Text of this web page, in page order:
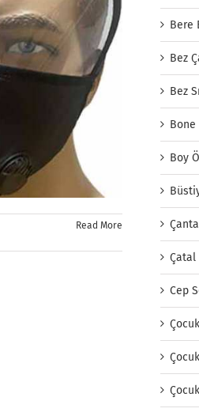
Read More
Bere
Bez
Bez
Bone
Boy
Çatal
Cep